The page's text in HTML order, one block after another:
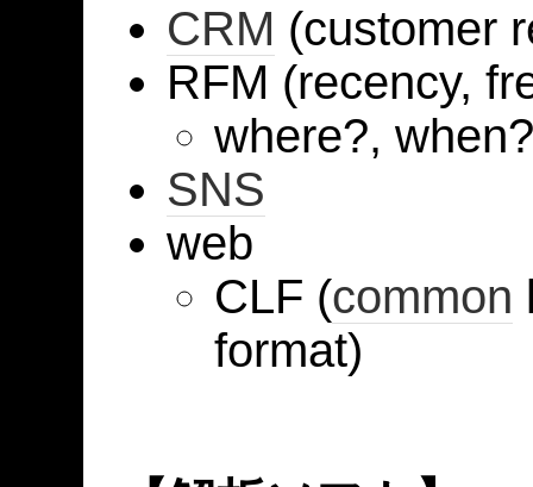
CRM (customer
RFM (recency,
where?,
SNS
web
CLF (common
format)